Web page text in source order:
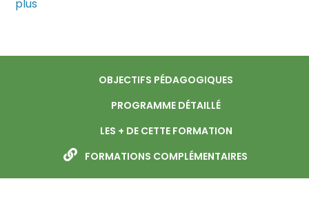
plus
OBJECTIFS PÉDAGOGIQUES
PROGRAMME DÉTAILLÉ
LES + DE CETTE FORMATION
FORMATIONS COMPLÉMENTAIRES